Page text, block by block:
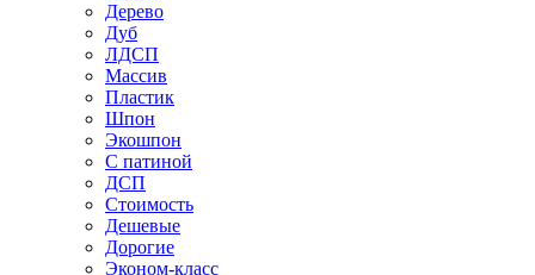
Дерево
Дуб
ЛДСП
Массив
Пластик
Шпон
Экошпон
С патиной
ДСП
Стоимость
Дешевые
Дорогие
Эконом-класс